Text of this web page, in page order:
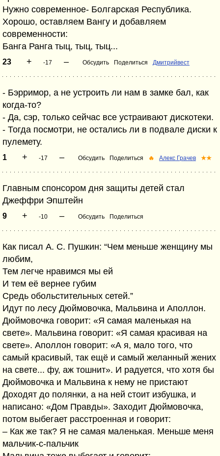
Нужно современное- Болгарская Республика.
Хорошо, оставляем Вангу и добавляем
современности:
Банга Ранга тыц, тыц, тыц...
23 + -17 – Обсудить Поделиться Дмитрийвест
- Бэрримор, а не устроить ли нам в замке бал, как
когда-то?
- Да, сэр, только сейчас все устраивают дискотеки.
- Тогда посмотри, не остались ли в подвале диски к
пулемету.
1 + -17 – Обсудить Поделиться 🔥 Алекс Грачев ★★
Главным спонсором дня защиты детей стал
Джеффри Эпштейн
9 + -10 – Обсудить Поделиться
Как писал А. С. Пушкин: “Чем меньше женщину мы
любим,
Тем легче нравимся мы ей
И тем её вернее губим
Средь обольстительных сетей.”
Идут по лесу Дюймовочка, Мальвина и Аполлон.
Дюймовочка говорит: «Я самая маленькая на
свете». Мальвина говорит: «Я самая красивая на
свете». Аполлон говорит: «А я, мало того, что
самый красивый, так ещё и самый желанный жених
на свете... фу, аж тошнит». И радуется, что хотя бы
Дюймовочка и Мальвина к нему не пристают
Доходят до полянки, а на ней стоит избушка, и
написано: «Дом Правды». Заходит Дюймовочка,
потом выбегает расстроенная и говорит:
– Как же так? Я не самая маленькая. Меньше меня
мальчик-с-пальчик